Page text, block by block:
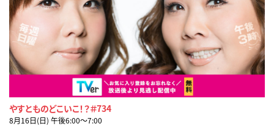
やすとものどこいこ！？＃734
8月16日(日) 午後6:00〜7:00